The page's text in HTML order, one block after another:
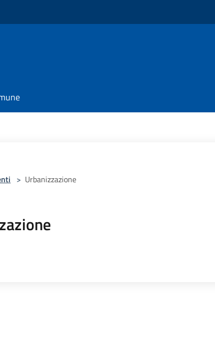
> Urbanizzazione